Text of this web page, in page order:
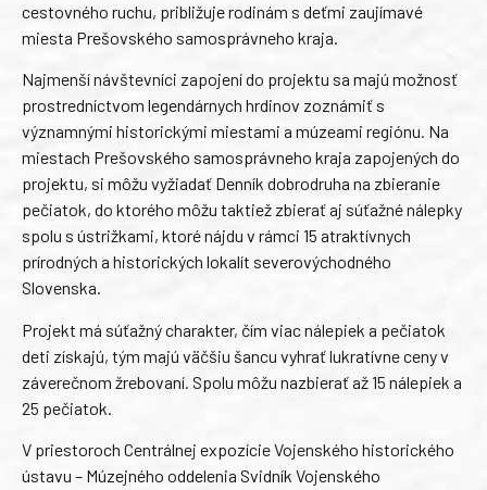
cestovného ruchu, približuje rodinám s deťmi zaujímavé
miesta Prešovského samosprávneho kraja.
Najmenší návštevníci zapojení do projektu sa majú možnosť
prostredníctvom legendárnych hrdinov zoznámiť s
významnými historickými miestami a múzeami regiónu. Na
miestach Prešovského samosprávneho kraja zapojených do
projektu, si môžu vyžiadať Denník dobrodruha na zbieranie
pečiatok, do ktorého môžu taktiež zbierať aj súťažné nálepky
spolu s ústrižkami, ktoré nájdu v rámci 15 atraktívnych
prírodných a historických lokalít severovýchodného
Slovenska.
Projekt má súťažný charakter, čím viac nálepiek a pečiatok
deti získajú, tým majú väčšiu šancu vyhrať lukratívne ceny v
záverečnom žrebovaní. Spolu môžu nazbierať až 15 nálepiek a
25 pečiatok.
V priestoroch Centrálnej expozície Vojenského historického
ústavu – Múzejného oddelenia Svidník Vojenského